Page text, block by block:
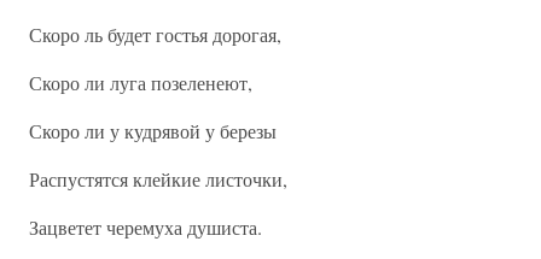
Скоро ль будет гостья дорогая,
Скоро ли луга позеленеют,
Скоро ли у кудрявой у березы
Распустятся клейкие листочки,
Зацветет черемуха душиста.